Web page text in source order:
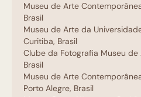
Museu de Arte
Brasil
Museu de Arte da
Curitiba, Brasil
Clube da Fotografia Museu de
Brasil
Museu de Arte
Porto Alegre, Brasil